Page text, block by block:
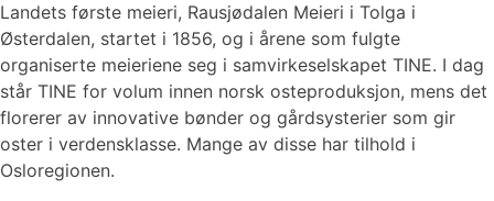
Landets første meieri, Rausjødalen Meieri i Tolga i
Østerdalen, startet i 1856, og i årene som fulgte
organiserte meieriene seg i samvirkeselskapet TINE. I dag
står TINE for volum innen norsk osteproduksjon, mens det
florerer av innovative bønder og gårdsysterier som gir
oster i verdensklasse. Mange av disse har tilhold i
Osloregionen.